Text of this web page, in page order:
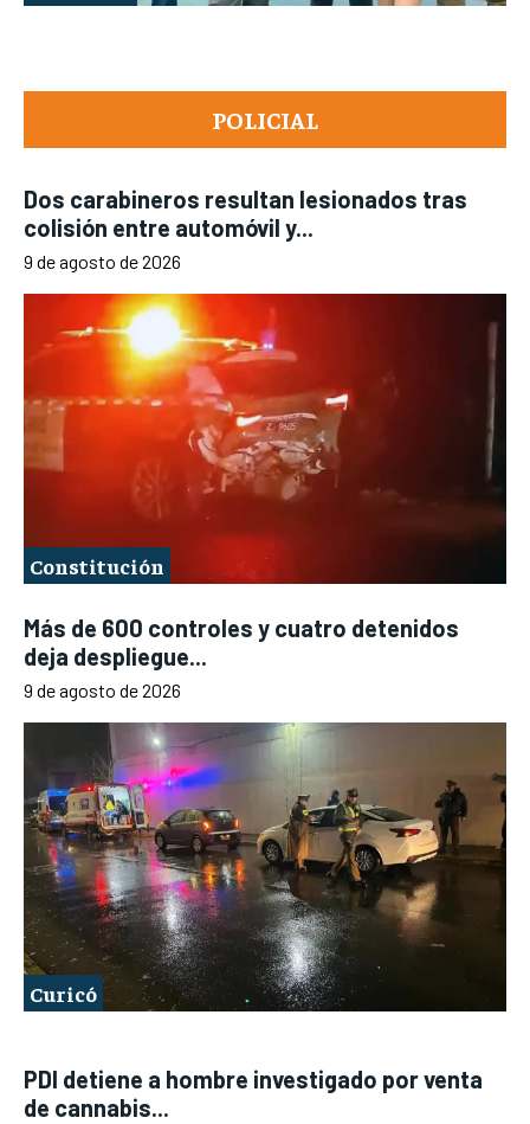
POLICIAL
Dos carabineros resultan lesionados tras
colisión entre automóvil y...
9 de agosto de 2026
Constitución
Más de 600 controles y cuatro detenidos
deja despliegue...
9 de agosto de 2026
Curicó
PDI detiene a hombre investigado por venta
de cannabis...